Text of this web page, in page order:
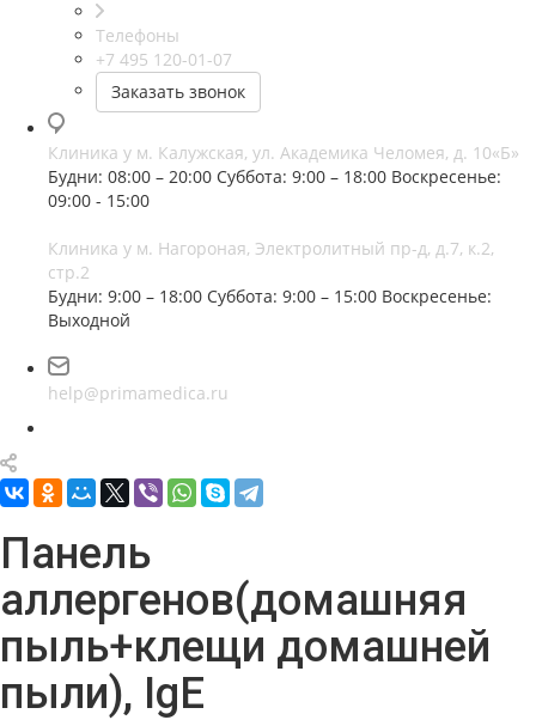
Телефоны
+7 495 120-01-07
Заказать звонок
Клиника у м. Калужская, ул. Академика Челомея, д. 10«Б»
Будни: 08:00 – 20:00 Суббота: 9:00 – 18:00 Воскресенье:
09:00 - 15:00
Клиника у м. Нагороная, Электролитный пр-д, д.7, к.2,
стр.2
Будни: 9:00 – 18:00 Суббота: 9:00 – 15:00 Воскресенье:
Выходной
help@primamedica.ru
Панель
аллергенов(домашняя
пыль+клещи домашней
пыли), IgE